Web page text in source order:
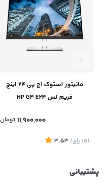
مانیتور استوک اچ پی 24 اینچ
فریم لس HP G4 E24
11,900,000 تومان
(15 رای)
3.53
پشتیبانی